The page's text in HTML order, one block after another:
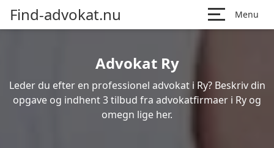
Find-advokat.nu Menu
Advokat Ry
Leder du efter en professionel advokat i Ry? Beskriv din
opgave og indhent 3 tilbud fra advokatfirmaer i Ry og
omegn lige her.